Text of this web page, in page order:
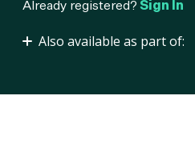
Already registered?Sign In
Also available as part of: